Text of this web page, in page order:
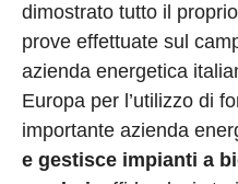
dimostrato tutto il
prove effettuate sul
azienda energetica
Europa per l’utilizzo di
importante azienda
e gestisce impianti a